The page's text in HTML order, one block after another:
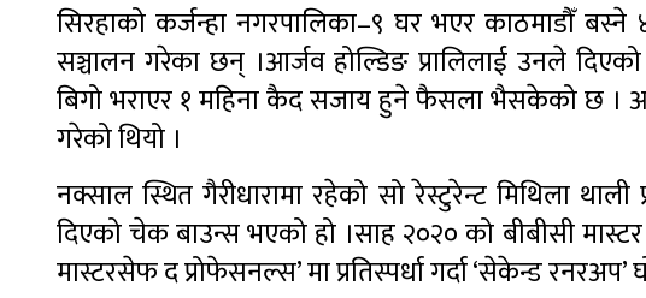
सिरहाको कर्जन्हा नगरपालिका–९ घर भएर काठमाडौँ
सञ्चालन गरेका छन् ।आर्जव होल्डिङ प्रालिलाई उनले
बिगो भराएर १ महिना कैद सजाय हुने फैसला भैसकेको छ ।
गरेको थियो ।
नक्साल स्थित गैरीधारामा रहेको सो रेस्टुरेन्ट मिथिला
दिएको चेक बाउन्स भएको हो ।साह २०२० को बीबीसी
मास्टरसेफ द प्रोफेसनल्स’ मा प्रतिस्पर्धा गर्दा ‘सेकेन्ड